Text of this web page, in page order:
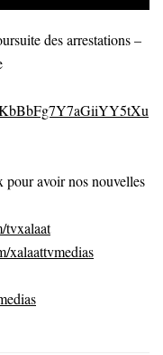
des arrestations –
avoir nos nouvelles
tvxalaat
xalaattvmedias